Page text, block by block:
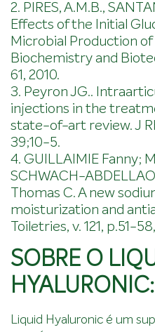
2. PIRES, A.M.B.,
Effects of the Initial
Microbial Production
Biochemistry and
61, 2010.
3. Peyron JG..
injections in the
state-of-art review. J
39;10-5.
4. GUILLAIMIE Fanny;
SCHWACH-
Thomas C. A new
moisturization and
Toiletries, v. 121, p.51-
SOBRE O
HYALURONIC:
Liquid Hyaluronic é um